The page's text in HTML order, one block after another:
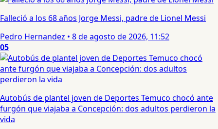
Falleció a los 68 años Jorge Messi, padre de Lionel Messi
Pedro Hernandez • 8 de agosto de 2026, 11:52
05
Autobús de plantel joven de Deportes Temuco chocó ante
furgón que viajaba a Concepción: dos adultos perdieron la
vida